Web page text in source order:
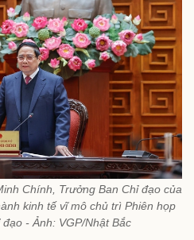
Chính, Trưởng Ban Chỉ đạo của
kinh tế vĩ mô chủ trì Phiên họp
- Ảnh: VGP/Nhật Bắc